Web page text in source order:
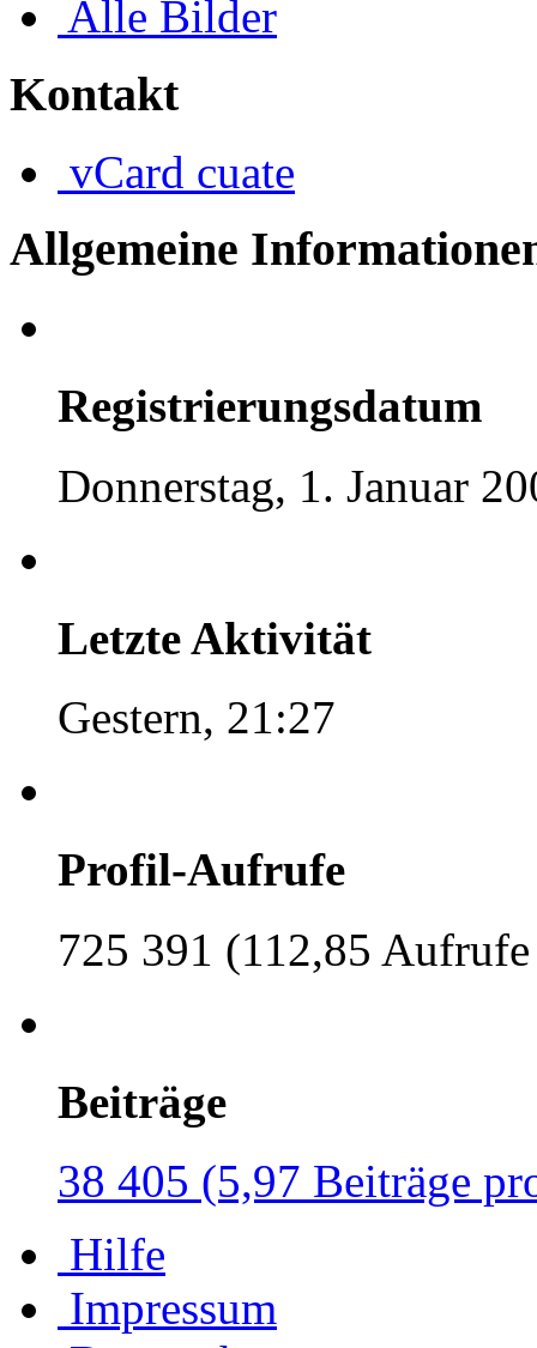
Alle Bilder
Kontakt
vCard cuate
Allgemeine
Registrierungsdatum
Donnerstag, 1. Januar
Letzte Aktivität
Gestern, 21:27
Profil-Aufrufe
725 391 (112,85
Beiträge
38 405 (5,97 Beiträge
Hilfe
Impressum